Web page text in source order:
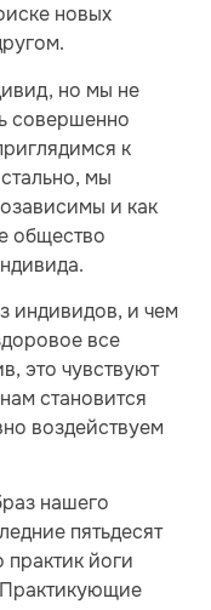
новых
но мы не
совершенно
к
мы
и как
общество
индивидов, и чем
все
это чувствуют
становится
воздействуем
нашего
пятьдесят
практик йоги
Практикующие